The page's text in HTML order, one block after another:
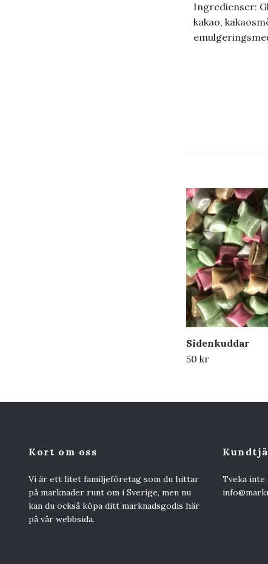
Ingredienser:
kakao,
Sidenkuddar
50 kr
Kort om oss
Vi är ett litet familjeföretag som du hittar
på marknader runt om i Sverige, men nu
kan du också köpa ditt marknadsgodis här
på vår webbsida.
Tveka inte